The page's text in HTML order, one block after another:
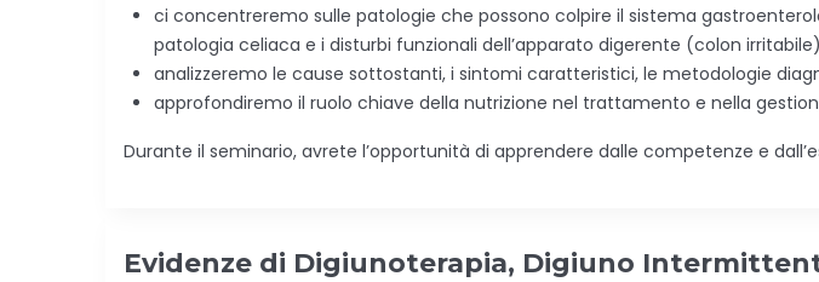
ci concentreremo sulle patologie che possono colpire il sistema
patologia celiaca e i disturbi funzionali dell’apparato digerente (colon irritabile)
analizzeremo le cause sottostanti, i sintomi caratteristici, le metodologie
approfondiremo il ruolo chiave della nutrizione nel trattamento e nella
Durante il seminario, avrete l’opportunità di apprendere dalle competenze e
Evidenze di Digiunoterapia, Digiuno